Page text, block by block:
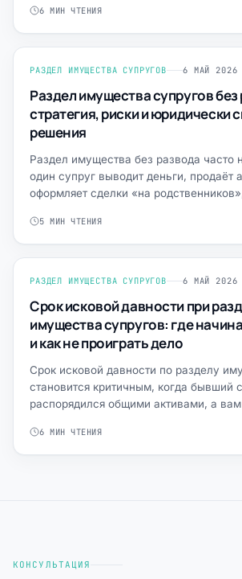
6 МИН ЧТЕНИЯ
РАЗДЕЛ ИМУЩЕСТВА СУПРУГОВ 6 МАЙ 2026
Раздел имущества супругов без
стратегия, риски и юридически
решения
Раздел имущества без развода часто
один супруг выводит деньги, продаёт
оформляет сделки «на
5 МИН ЧТЕНИЯ
РАЗДЕЛ ИМУЩЕСТВА СУПРУГОВ 6 МАЙ 2026
Срок исковой давности при
имущества супругов: где
и как не проиграть дело
Срок исковой давности по разделу
становится критичным, когда бывший
распорядился общими активами, а вам
6 МИН ЧТЕНИЯ
КОНСУЛЬТАЦИЯ